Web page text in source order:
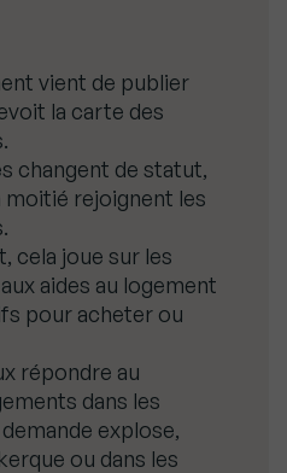
vient de publier
la carte des
changent de statut,
moitié rejoignent les
cela joue sur les
aides au logement
pour acheter ou
répondre au
dans les
explose,
ou dans les